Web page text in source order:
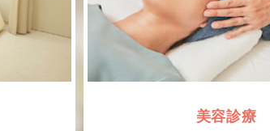
美容診療